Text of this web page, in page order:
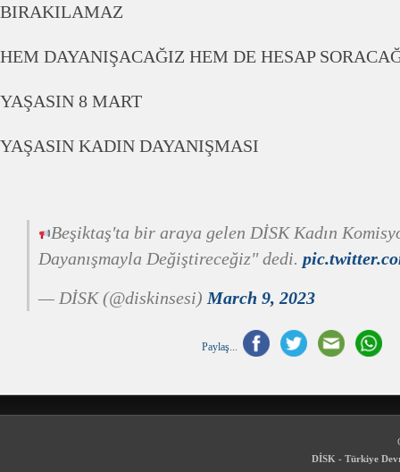
BIRAKILAMAZ
HEM DAYANIŞACAĞIZ HEM DE HESAP
YAŞASIN 8 MART
YAŞASIN KADIN DAYANIŞMASI
Beşiktaş'ta bir araya gelen DİSK Kadın
Dayanışmayla Değiştireceğiz" dedi.
— DİSK (@diskinsesi) March 9, 2023
Paylaş...
DİSK - Türkiye